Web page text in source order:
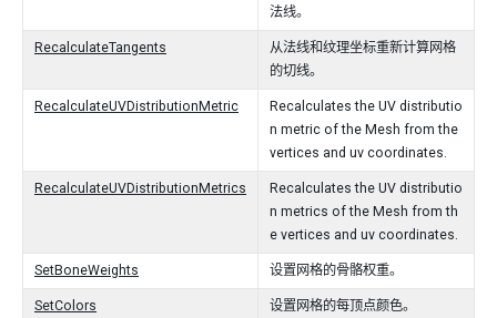
法线。
RecalculateTangents
从法线和纹理坐标重新计算网格
的切线。
RecalculateUVDistributionMetric
Recalculates the UV distributio
n metric of the Mesh from the
vertices and uv coordinates.
RecalculateUVDistributionMetrics
Recalculates the UV distributio
n metrics of the Mesh from th
e vertices and uv coordinates.
SetBoneWeights 设置网格的骨骼权重。
SetColors 设置网格的每顶点颜色。